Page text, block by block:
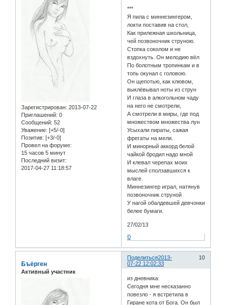
Зарегистрирован: 2013-07-22
Приглашений: 0
Сообщений: 52
Уважение: [+5/-0]
Позитив: [+3/-0]
Провел на форуме:
15 часов 5 минут
Последний визит:
2017-04-27 11:18:57
***
Я пила с миннезингером,
локти поставив на стол,
Как прилежная школьница,
чей позвоночник струною.
Стопка соколом и не
вздохнуть. Он мелодию вёл
По болотным тропинкам и в
топь окунал с головою.
Он щепотью, как клювом,
выклёвывал ноты из струн
И глаза в алкогольном чаду
на него не смотрели,
А смотрели в миры, где под
множеством множества лун
Усыхали пираты, сажая
фрегаты на мели.
И минорный аккорд белой
чайкой бродил надо мной
И клевал черепах моих
мыслей сползавшихся к
влаге.
Миннезингер играл, натянув
позвоночник струной
У нагой обалдевшей девчонки
белее бумаги.
27/02/13
0
Поделиться 10
2013-
07-22 12:02:33
Бъёрген
Активный участник
из дневника:
Сегодня мне несказанно
повезло - я встретила в
Гиране кота от Бога. Он был